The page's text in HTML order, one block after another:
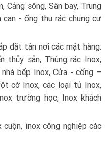
Cảng sông, Sân bay, Trung
- ống thu rác chung cư
đặt tận nơi các mặt hàng:
thủy sản, Thùng rác Inox,
bếp Inox, Cửa - cổng –
cờ Inox, các loại tủ Inox,
trường học, Inox khách
inox công nghiệp các